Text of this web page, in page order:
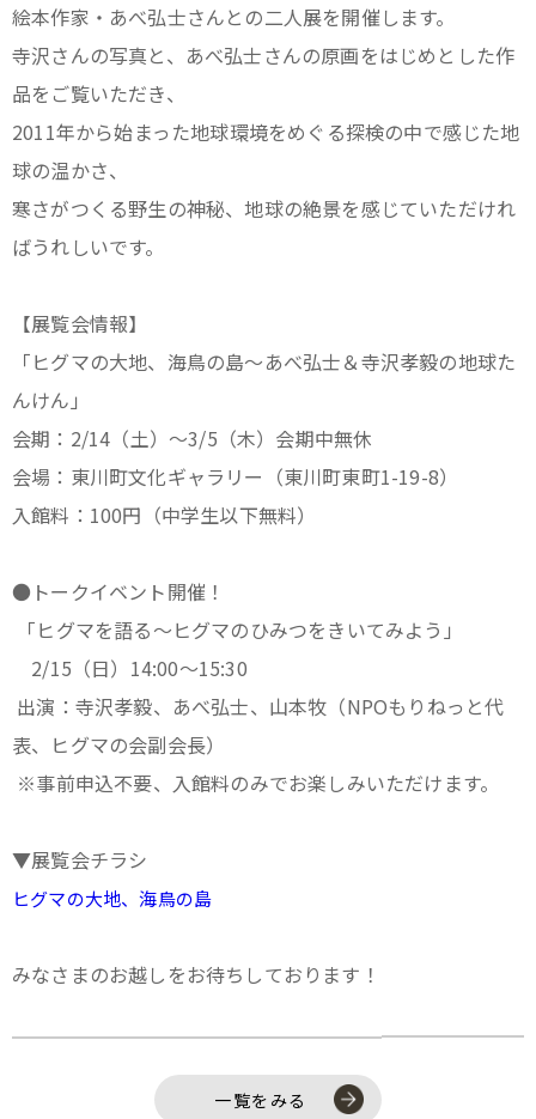
絵本作家・あべ弘士さんとの二人展を開催します。
寺沢さんの写真と、あべ弘士さんの原画をはじめとした作
品をご覧いただき、
2011年から始まった地球環境をめぐる探検の中で感じた地
球の温かさ、
寒さがつくる野生の神秘、地球の絶景を感じていただけれ
ばうれしいです。
【展覧会情報】
「ヒグマの大地、海鳥の島〜あべ弘士＆寺沢孝毅の地球た
んけん」
会期：2/14（土）〜3/5（木）会期中無休
会場：東川町文化ギャラリー（東川町東町1-19-8）
入館料：100円（中学生以下無料）
●トークイベント開催！
「ヒグマを語る〜ヒグマのひみつをきいてみよう」
2/15（日）14:00〜15:30
出演：寺沢孝毅、あべ弘士、山本牧（NPOもりねっと代
表、ヒグマの会副会長）
※事前申込不要、入館料のみでお楽しみいただけます。
▼展覧会チラシ
ヒグマの大地、海鳥の島
みなさまのお越しをお待ちしております！
一覧をみる